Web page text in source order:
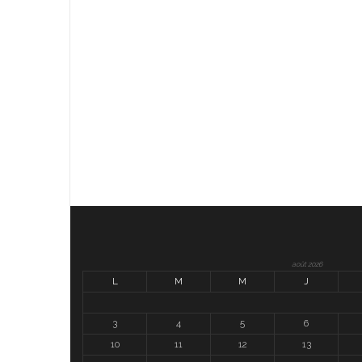
août 2026
L M M J
3
4 5 6
10
11 12 13